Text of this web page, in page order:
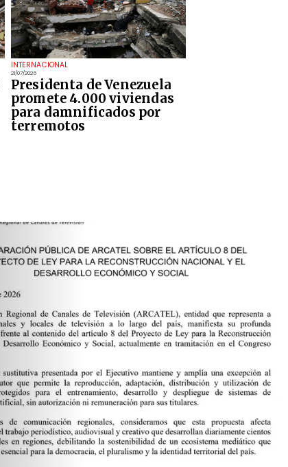
INTERNACIONAL
21/07/2026
Presidenta de Venezuela
promete 4.000 viviendas
para damnificados por
terremotos